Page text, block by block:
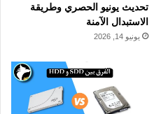
تحديث يونيو الحصري وطريقة
الاستبدال الآمنة
يونيو 14, 2026